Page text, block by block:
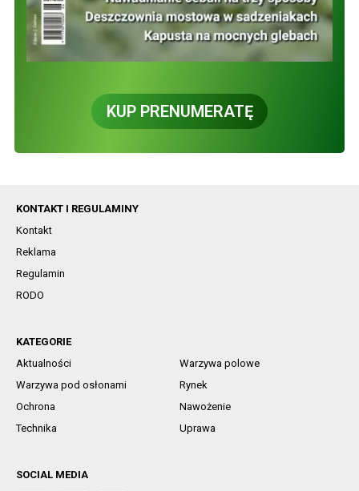
KUP PRENUMERATĘ
KONTAKT I REGULAMINY
Kontakt
Reklama
Regulamin
RODO
KATEGORIE
Aktualności
Warzywa polowe
Warzywa pod osłonami
Rynek
Ochrona
Nawożenie
Technika
Uprawa
SOCIAL MEDIA